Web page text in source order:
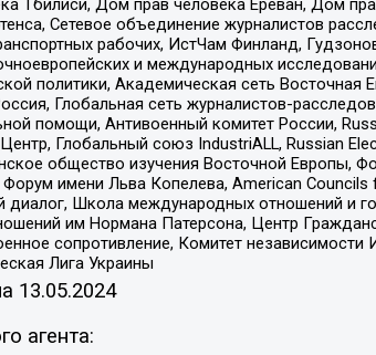
Тбилиси, Дом прав человека Ереван, Дом
Сетевое объединение журналистов
рабочих, ИстЧам Финланд,
и международных
политики, Академическая сеть Восточная
Глобальная сеть журналистов-
помощи, Антивоенный комитет России,
Глобальный союз IndustriALL, Russian
общество изучения Восточной Европы,
имени Льва Копелева, American Councils
Школа международных отношений и
им Нормана Патерсона, Центр
сопротивление, Комитет независимости
Лига Украины
13.05.2024
агента: